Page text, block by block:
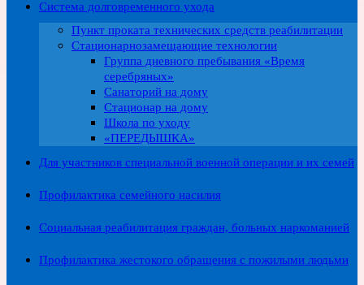
Система долговременного ухода
Пункт проката технических средств реабилитации
Стационарнозамещающие технологии
Группа дневного пребывания «Время
серебряных»
Санаторий на дому
Стационар на дому
Школа по уходу
«ПЕРЕДЫШКА»
Для участников специальной военной операции и их семей
Профилактика семейного насилия
Социальная реабилитация граждан, больных наркоманией
Профилактика жестокого обращения с пожилыми людьми